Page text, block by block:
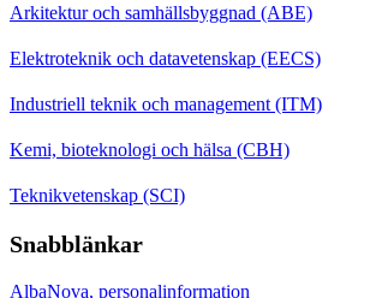
Arkitektur och samhällsbyggnad (ABE)
Elektroteknik och datavetenskap (EECS)
Industriell teknik och management (ITM)
Kemi, bioteknologi och hälsa (CBH)
Teknikvetenskap (SCI)
Snabblänkar
AlbaNova, personalinformation